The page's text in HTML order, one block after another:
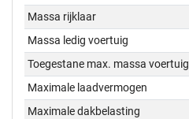
Massa rijklaar
Massa ledig voertuig
Toegestane max. massa voertuig
Maximale laadvermogen
Maximale dakbelasting